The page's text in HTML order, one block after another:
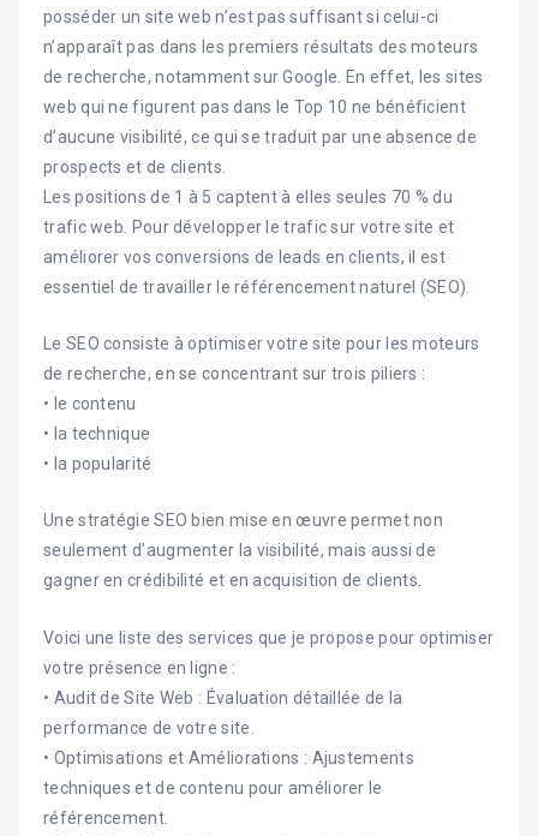
posséder un site web n’est pas suffisant si celui-ci
n’apparaît pas dans les premiers résultats des moteurs
de recherche, notamment sur Google. En effet, les sites
web qui ne figurent pas dans le Top 10 ne bénéficient
d’aucune visibilité, ce qui se traduit par une absence de
prospects et de clients.
Les positions de 1 à 5 captent à elles seules 70 % du
trafic web. Pour développer le trafic sur votre site et
améliorer vos conversions de leads en clients, il est
essentiel de travailler le référencement naturel (SEO).
Le SEO consiste à optimiser votre site pour les moteurs
de recherche, en se concentrant sur trois piliers :
• le contenu
• la technique
• la popularité
Une stratégie SEO bien mise en œuvre permet non
seulement d’augmenter la visibilité, mais aussi de
gagner en crédibilité et en acquisition de clients.
Voici une liste des services que je propose pour optimiser
votre présence en ligne :
• Audit de Site Web : Évaluation détaillée de la
performance de votre site.
• Optimisations et Améliorations : Ajustements
techniques et de contenu pour améliorer le
référencement.